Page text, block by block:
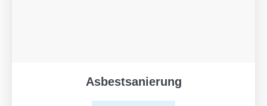
Asbestsanierung